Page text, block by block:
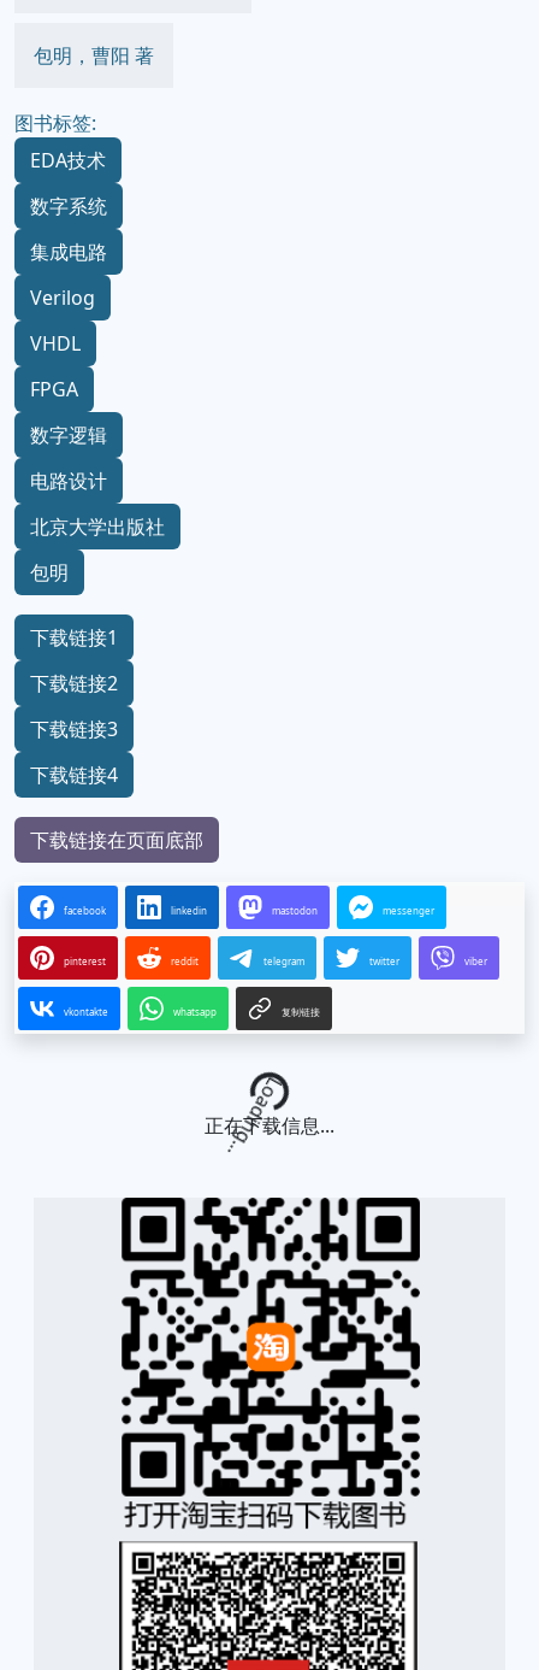
包明，曹阳 著
图书标签:
EDA技术
数字系统
集成电路
Verilog
VHDL
FPGA
数字逻辑
电路设计
北京大学出版社
包明
下载链接1
下载链接2
下载链接3
下载链接4
下载链接在页面底部
facebook linkedin mastodon messenger
pinterest reddit telegram twitter viber
vkontakte whatsapp 复制链接
Loading...
正在下载信息...